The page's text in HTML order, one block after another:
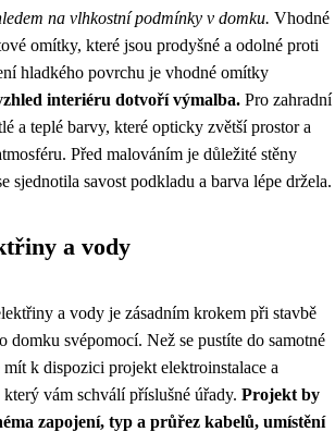
na vlhkostní podmínky v domku. Vhodné
omítky, které jsou prodyšné a odolné proti
hladkého povrchu je vhodné omítky
interiéru dotvoří výmalba. Pro zahradní
a teplé barvy, které opticky zvětší prostor a
Před malováním je důležité stěny
sjednotila savost podkladu a barva lépe držela.
a vody
a vody je zásadním krokem při stavbě
domku svépomocí. Než se pustíte do samotné
mít k dispozici projekt elektroinstalace a
vám schválí příslušné úřady. Projekt by
zapojení, typ a průřez kabelů, umístění